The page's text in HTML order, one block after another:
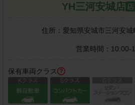
YH三河安城店
住所： 愛知県安城市三河安城
営業時間： 10:00-
保有車両クラス